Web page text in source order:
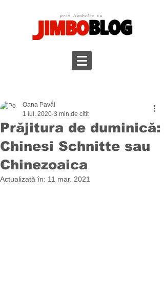
prin Jimbolia cu
Prăjitura de duminică:
Chinesi Schnitte sau
Chinezoaica
Oana Pavăl
1 iul. 2020 3 min de citit
Actualizată în: 11 mar. 2021